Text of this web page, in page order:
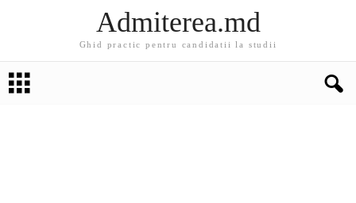
Admiterea.md
Ghid practic pentru candidatii la studii